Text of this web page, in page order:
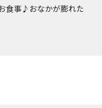
食事♪おなかが膨れた